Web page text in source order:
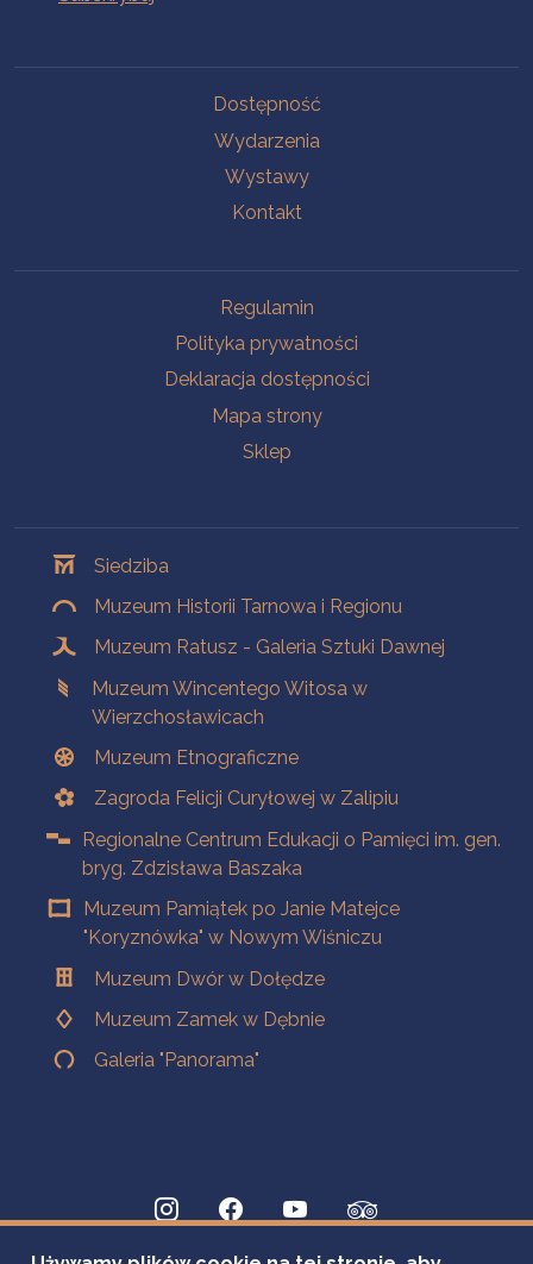
Dostępność
Wydarzenia
Wystawy
Kontakt
Regulamin
Polityka prywatności
Deklaracja dostępności
Mapa strony
Sklep
Siedziba
Muzeum Historii Tarnowa i Regionu
Muzeum Ratusz - Galeria Sztuki Dawnej
Muzeum Wincentego Witosa w
Wierzchosławicach
Muzeum Etnograficzne
Zagroda Felicji Curyłowej w Zalipiu
Regionalne Centrum Edukacji o Pamięci im. gen.
bryg. Zdzisława Baszaka
Muzeum Pamiątek po Janie Matejce
"Koryznówka" w Nowym Wiśniczu
Muzeum Dwór w Dołędze
Muzeum Zamek w Dębnie
Galeria "Panorama"